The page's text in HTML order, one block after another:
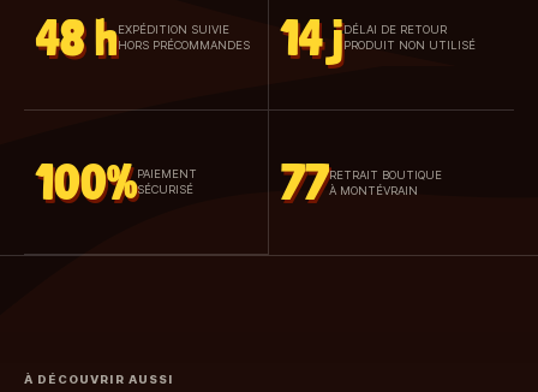
48 h EXPÉDITION SUIVIE
HORS PRÉCOMMANDES
14 jDÉLAI DE RETOUR
PRODUIT NON UTILISÉ
100% PAIEMENT
SÉCURISÉ
77RETRAIT BOUTIQUE
À MONTÉVRAIN
À DÉCOUVRIR AUSSI